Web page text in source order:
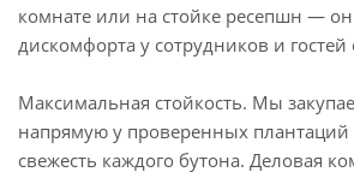
комнате или на стойке ресепшн —
дискомфорта у сотрудников и гостей
Максимальная стойкость. Мы
напрямую у проверенных
свежесть каждого бутона. Деловая